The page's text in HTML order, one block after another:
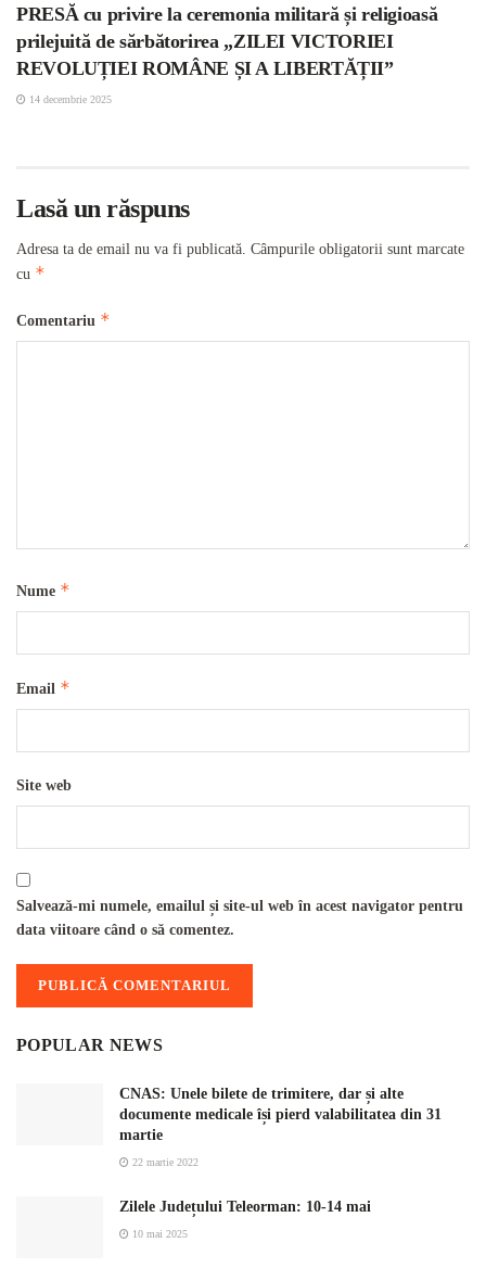
PRESĂ cu privire la ceremonia militară și religioasă
prilejuită de sărbătorirea „ZILEI VICTORIEI
REVOLUȚIEI ROMÂNE ȘI A LIBERTĂȚII”
14 decembrie 2025
Lasă un răspuns
Adresa ta de email nu va fi publicată. Câmpurile obligatorii sunt marcate
cu *
Comentariu *
Nume *
Email *
Site web
Salvează-mi numele, emailul și site-ul web în acest navigator pentru
data viitoare când o să comentez.
POPULAR NEWS
CNAS: Unele bilete de trimitere, dar și alte
documente medicale își pierd valabilitatea din 31
martie
22 martie 2022
Zilele Județului Teleorman: 10-14 mai
10 mai 2025